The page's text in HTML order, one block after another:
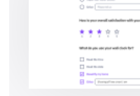
How many hours per
dedicate to distance